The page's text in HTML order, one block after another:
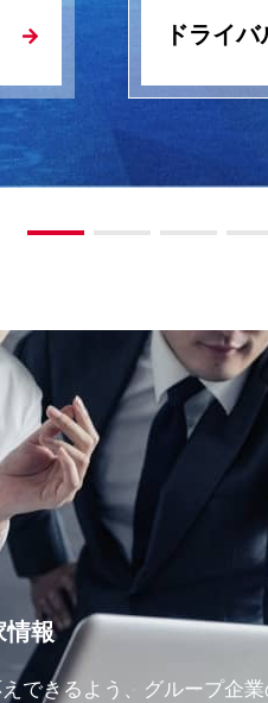
ドライ
情報
できるよう、グループ企業